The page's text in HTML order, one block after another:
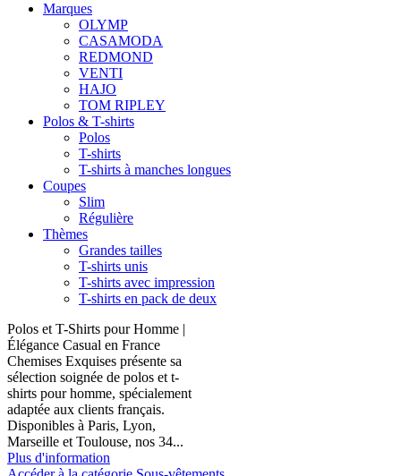
Marques
OLYMP
CASAMODA
REDMOND
VENTI
HAJO
TOM RIPLEY
Polos & T-shirts
Polos
T-shirts
T-shirts à manches longues
Coupes
Slim
Régulière
Thèmes
Grandes tailles
T-shirts unis
T-shirts avec impression
T-shirts en pack de deux
Polos et T-Shirts pour Homme |
Élégance Casual en France
Chemises Exquises présente sa
sélection soignée de polos et t-
shirts pour homme, spécialement
adaptée aux clients français.
Disponibles à Paris, Lyon,
Marseille et Toulouse, nos 34...
Plus d'information